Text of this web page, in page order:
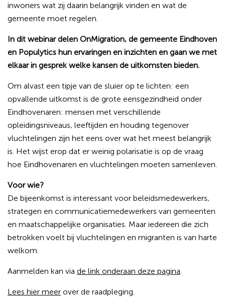
inwoners wat zij daarin belangrijk vinden en wat de
gemeente moet regelen.
In dit webinar delen OnMigration, de gemeente Eindhoven
en Populytics hun ervaringen en inzichten en gaan we met
elkaar in gesprek welke kansen de uitkomsten bieden.
Om alvast een tipje van de sluier op te lichten: een
opvallende uitkomst is de grote eensgezindheid onder
Eindhovenaren: mensen met verschillende
opleidingsniveaus, leeftijden en houding tegenover
vluchtelingen zijn het eens over wat het meest belangrijk
is. Het wijst erop dat er weinig polarisatie is op de vraag
hoe Eindhovenaren en vluchtelingen moeten samenleven.
Voor wie?
De bijeenkomst is interessant voor beleidsmedewerkers,
strategen en communicatiemedewerkers van gemeenten
en maatschappelijke organisaties. Maar iedereen die zich
betrokken voelt bij vluchtelingen en migranten is van harte
welkom.
Aanmelden kan via de link onderaan deze pagina.
Lees hier meer over de raadpleging.